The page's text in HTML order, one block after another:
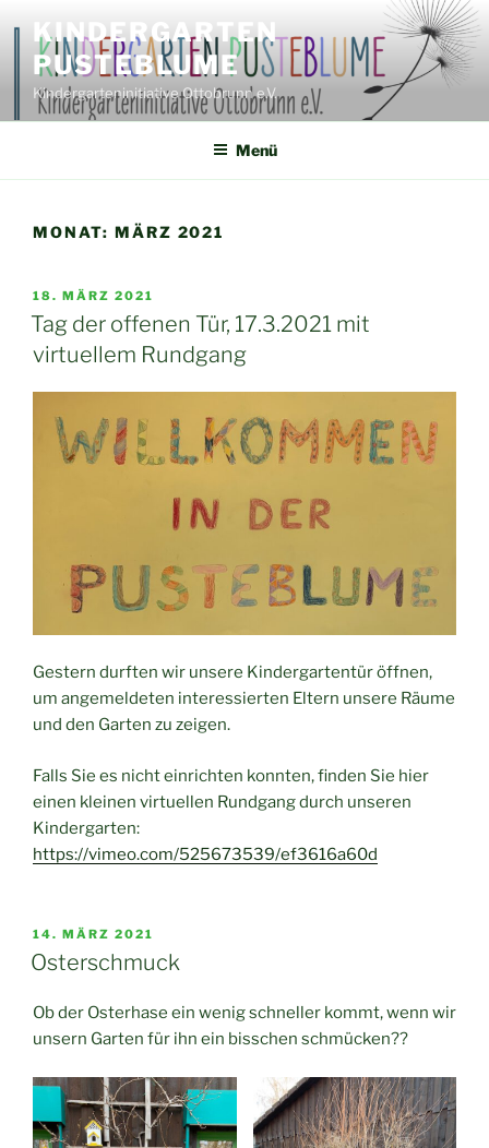
Inhalt
springen
KINDERGARTEN
PUSTEBLUME
Kindergarteninitiative Ottobrunn e.V.
Menü
MONAT: MÄRZ 2021
VERÖFFENTLICHT
AM
18. MÄRZ 2021
Tag der offenen Tür, 17.3.2021 mit
virtuellem Rundgang
Gestern durften wir unsere Kindergartentür öffnen,
um angemeldeten interessierten Eltern unsere Räume
und den Garten zu zeigen.
Falls Sie es nicht einrichten konnten, finden Sie hier
einen kleinen virtuellen Rundgang durch unseren
Kindergarten:
https://vimeo.com/525673539/ef3616a60d
VERÖFFENTLICHT
AM
14. MÄRZ 2021
Osterschmuck
Ob der Osterhase ein wenig schneller kommt, wenn wir
unsern Garten für ihn ein bisschen schmücken??